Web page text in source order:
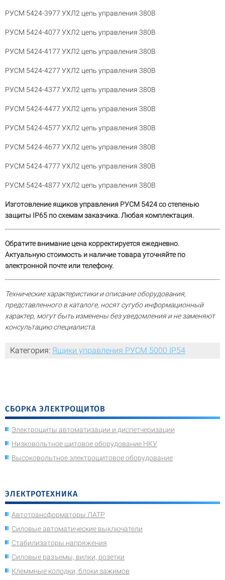
СБОРКА ЭЛЕКТРОЩИТОВ
Электрощиты автоматизации и диспетчеризации
Низковольтное щитовое оборудование НКУ
Высоковольтное электрощитовое оборудование
ЭЛЕКТРОТЕХНИКА
Автотрансформаторы ЛАТР
Силовые автоматические выключатели
Стабилизаторы напряжения
Силовые разъемы, вилки, розетки
Клеммные колодки, блоки зажимов
РУСМ 5424-3977 УХЛ2 цепь управления 380В
РУСМ 5424-4077 УХЛ2 цепь управления 380В
РУСМ 5424-4177 УХЛ2 цепь управления 380В
РУСМ 5424-4277 УХЛ2 цепь управления 380В
РУСМ 5424-4377 УХЛ2 цепь управления 380В
РУСМ 5424-4477 УХЛ2 цепь управления 380В
РУСМ 5424-4577 УХЛ2 цепь управления 380В
РУСМ 5424-4677 УХЛ2 цепь управления 380В
РУСМ 5424-4777 УХЛ2 цепь управления 380В
РУСМ 5424-4877 УХЛ2 цепь управления 380В
Изготовление ящиков управления РУСМ 5424 со степенью
защиты IP65 по схемам заказчика. Любая комплектация.
Обратите внимание цена корректируется ежедневно.
Актуальную стоимость и наличие товара уточняйте по
электронной почте или телефону.
Технические характеристики и описание оборудования,
представленного в каталоге, носят сугубо информационный
характер, могут быть изменены без уведомления и не заменяют
консультацию специалиста.
Категория: Ящики управления РУСМ 5000 IP54